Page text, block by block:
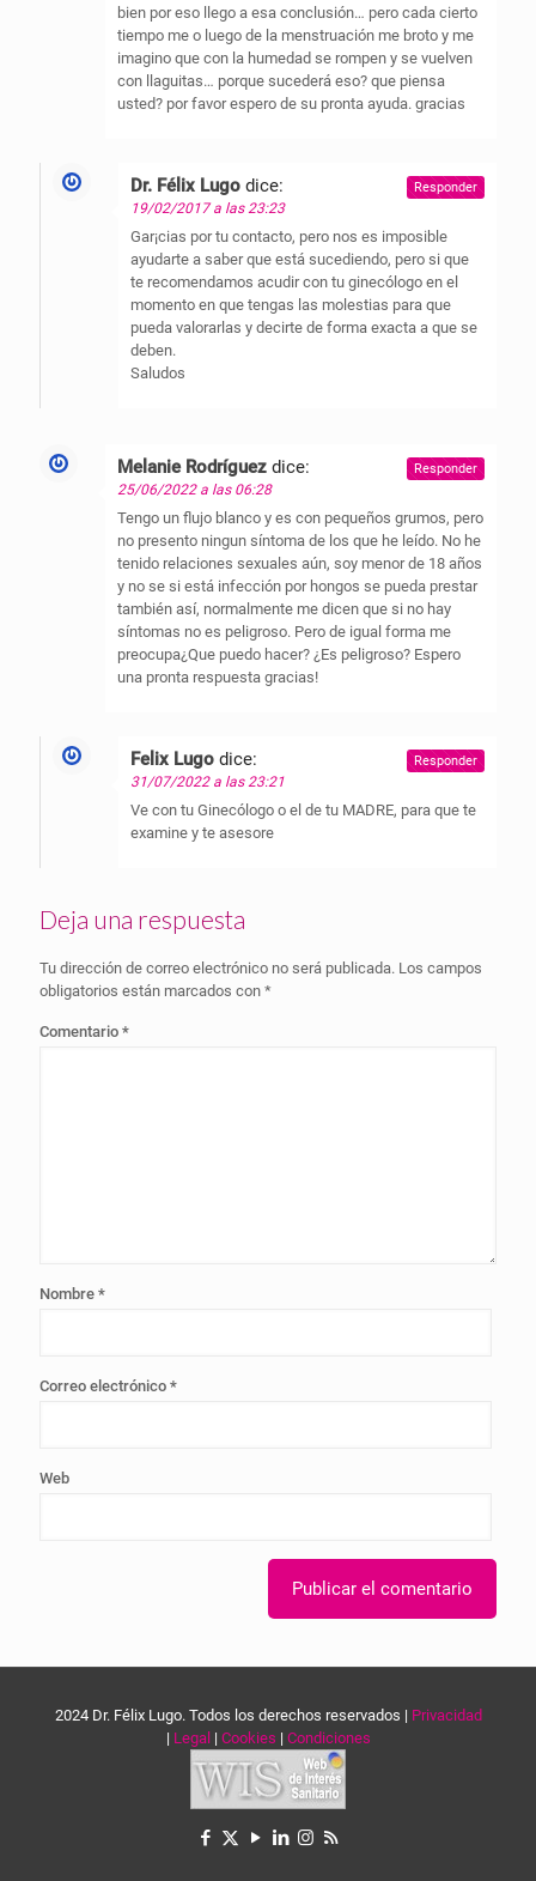
bien por eso llego a esa conclusión… pero cada cierto
tiempo me o luego de la menstruación me broto y me
imagino que con la humedad se rompen y se vuelven
con llaguitas… porque sucederá eso? que piensa
usted? por favor espero de su pronta ayuda. gracias
Dr. Félix Lugo dice:
19/02/2017 a las 23:23
Gar¡cias por tu contacto, pero nos es imposible
ayudarte a saber que está sucediendo, pero si que
te recomendamos acudir con tu ginecólogo en el
momento en que tengas las molestias para que
pueda valorarlas y decirte de forma exacta a que se
deben.
Saludos
Responder
Melanie Rodríguez dice:
25/06/2022 a las 06:28
Tengo un flujo blanco y es con pequeños grumos, pero
no presento ningun síntoma de los que he leído. No he
tenido relaciones sexuales aún, soy menor de 18 años
y no se si está infección por hongos se pueda prestar
también así, normalmente me dicen que si no hay
síntomas no es peligroso. Pero de igual forma me
preocupa¿Que puedo hacer? ¿Es peligroso? Espero
una pronta respuesta gracias!
Responder
Felix Lugo dice:
31/07/2022 a las 23:21
Ve con tu Ginecólogo o el de tu MADRE, para que te
examine y te asesore
Responder
Deja una respuesta
Tu dirección de correo electrónico no será publicada. Los campos
obligatorios están marcados con *
Comentario *
Nombre *
Correo electrónico *
Web
2024 Dr. Félix Lugo. Todos los derechos reservados | Privacidad
| Legal| Cookies | Condiciones